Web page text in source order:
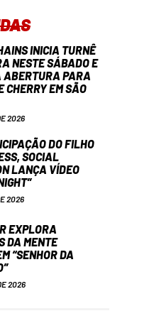
INICIA TURNÊ
NESTE SÁBADO E
ABERTURA PARA
CHERRY EM SÃO
2026
DO FILHO
SOCIAL
LANÇA VÍDEO
2026
EXPLORA
DA MENTE
“SENHOR DA
2026